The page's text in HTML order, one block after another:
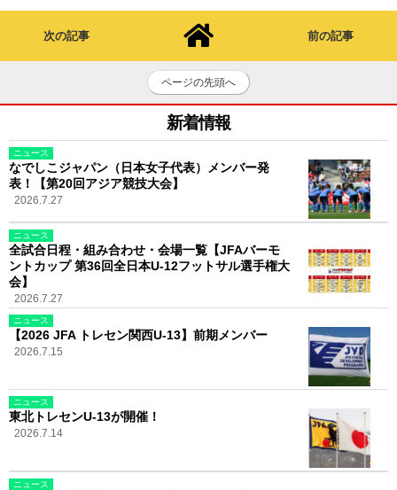
次の記事 前の記事
ページの先頭へ
新着情報
ニュース
なでしこジャパン（日本女子代表）メンバー発
表！【第20回アジア競技大会】
2026.7.27
ニュース
全試合日程・組み合わせ・会場一覧【JFAバーモ
ントカップ 第36回全日本U-12フットサル選手権大
会】
2026.7.27
ニュース
【2026 JFA トレセン関西U-13】前期メンバー
2026.7.15
ニュース
東北トレセンU-13が開催！
2026.7.14
ニュース